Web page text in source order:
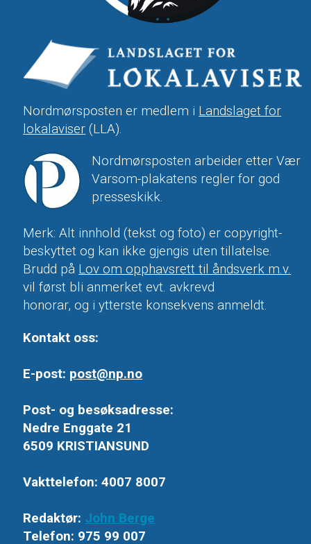
Nordmørsposten er medlem i Landslaget for
lokalaviser (LLA).
Nordmørsposten arbeider etter Vær
Varsom-plakatens regler for god
presseskikk.
Merk: Alt innhold (tekst og foto) er copyright-
beskyttet og kan ikke gjengis uten tillatelse.
Brudd på Lov om opphavsrett til åndsverk m.v.
vil først bli anmerket evt. avkrevd
honorar, og i ytterste konsekvens anmeldt.
Kontakt oss:
E-post: post@np.no
Post- og besøksadresse:
Nedre Enggate 21
6509 KRISTIANSUND
Vakttelefon: 4007 8007
Redaktør: John Berge
Telefon: 975 99 007